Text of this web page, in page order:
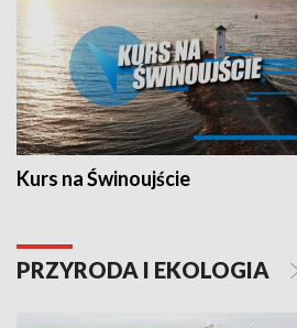
Kurs na Świnoujście
PRZYRODA I EKOLOGIA